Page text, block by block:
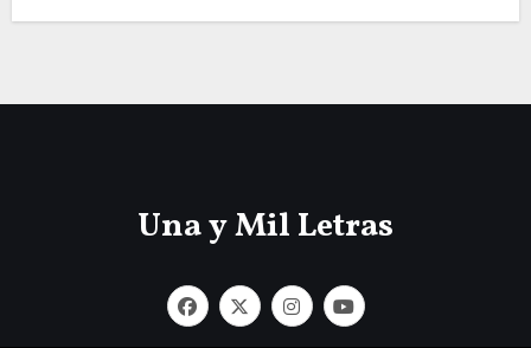
Una y Mil Letras